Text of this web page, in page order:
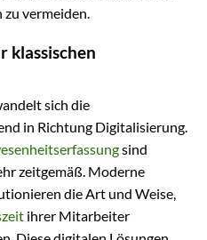
vermeiden.
klassischen
sich die
in Richtung Digitalisierung.
sind
zeitgemäß. Moderne
die Art und Weise,
ihrer Mitarbeiter